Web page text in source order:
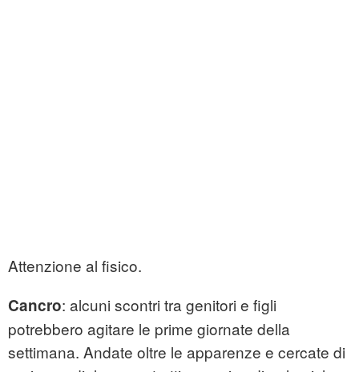
Attenzione al fisico.
Cancro: alcuni scontri tra genitori e figli
potrebbero agitare le prime giornate della
settimana. Andate oltre le apparenze e cercate di